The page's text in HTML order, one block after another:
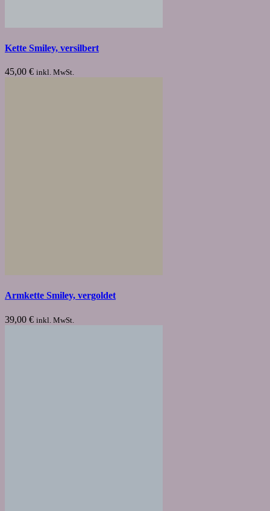
Kette Smiley, versilbert
45,00 € inkl. MwSt.
Armkette Smiley, vergoldet
39,00 € inkl. MwSt.